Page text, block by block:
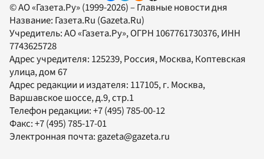
© АО «Газета.Ру» (1999-2026) – Главные новости дня
Название: Газета.Ru (Gazeta.Ru)
Учредитель:АО «Газета.Ру», ОГРН 1067761730376, ИНН
7743625728
Адрес учредителя: 125239, Россия, Москва, Коптевская
улица, дом 67
Адрес редакции и издателя: 117105, г. Москва,
Варшавское шоссе, д.9, стр.1
Телефон редакции:+7 (495) 785-00-12
Факс:+7 (495) 785-17-01
Электронная почта:gazeta@gazeta.ru